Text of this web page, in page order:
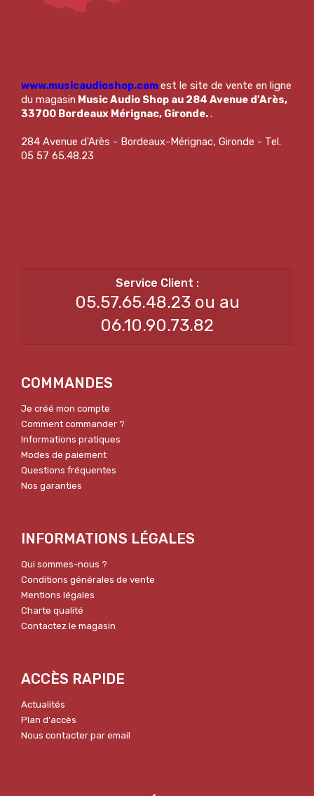
www.musicaudioshop.comest le site de vente en ligne
du magasin Music Audio Shop au 284 Avenue d'Arès,
33700 Bordeaux Mérignac, Gironde..
284 Avenue d'Arès - Bordeaux-Mérignac, Gironde - Tel.
05 57 65.48.23
05.57.65.48.23 ou au
06.10.90.73.82
COMMANDES
Je créé mon compte
Comment commander ?
Informations pratiques
Modes de paiement
Questions fréquentes
Nos garanties
INFORMATIONS LÉGALES
Qui sommes-nous ?
Conditions générales de vente
Mentions légales
Charte qualité
Contactez le magasin
ACCÈS RAPIDE
Actualités
Plan d'accès
Nous contacter par email